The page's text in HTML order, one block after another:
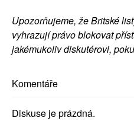
Upozorňujeme, že Britské
vyhrazují právo blokovat
jakémukoliv diskutérovi,
Komentáře
Diskuse je prázdná.